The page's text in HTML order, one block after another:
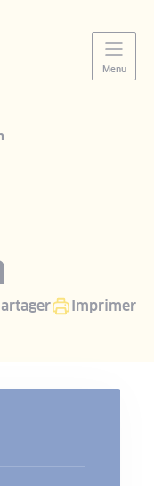
Menu
Imprimer